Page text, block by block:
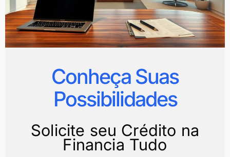
Conheça Suas
Possibilidades
Solicite seu Crédito na
Financia Tudo